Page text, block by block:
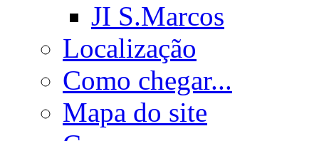
JI S.Marcos
Localização
Como chegar...
Mapa do site